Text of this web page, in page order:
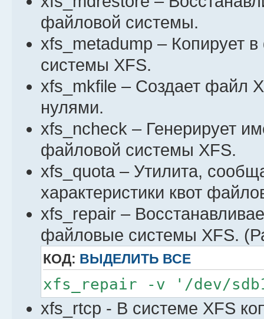
файловой системы.
xfs_metadump – Копирует
системы XFS.
xfs_mkfile – Создает файл
нулями.
xfs_ncheck – Генерирует
файловой системы XFS.
xfs_quota – Утилита,
характеристики квот
xfs_repair –
файловые системы XFS.
КОД: ВЫДЕЛИТЬ ВСЕ
xfs_repair -v '/dev/
xfs_rtcp - В системе XFS